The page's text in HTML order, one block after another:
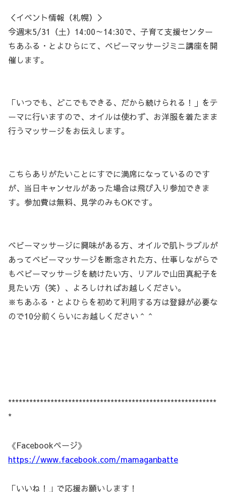
＜イベント情報（札幌）＞
今週末5/31（土）14:00～14:30で、子育て支援センター
ちあふる・とよひらにて、ベビーマッサージミニ講座を開
催します。
「いつでも、どこでもできる、だから続けられる！」をテ
ーマに行いますので、オイルは使わず、お洋服を着たまま
行うマッサージをお伝えします。
こちらありがたいことにすでに満席になっているのです
が、当日キャンセルがあった場合は飛び入り参加できま
す。参加費は無料、見学のみもOKです。
ベビーマッサージに興味がある方、オイルで肌トラブルが
あってベビーマッサージを断念された方、仕事しながらで
もベビーマッサージを続けたい方、リアルで山田真紀子を
見たい方（笑）、よろしければお越しください。
※ちあふる・とよひらを初めて利用する方は登録が必要な
ので10分前くらいにお越しください＾＾
***********************************************************
*
《Facebookページ》
https://www.facebook.com/mamaganbatte
「いいね！」で応援お願いします！